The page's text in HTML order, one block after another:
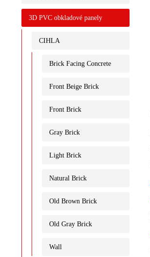
3D PVC obkladové panely
CIHLA
Brick Facing Concrete
Front Beige Brick
Front Brick
Gray Brick
Light Brick
Natural Brick
Old Brown Brick
Old Gray Brick
Wall